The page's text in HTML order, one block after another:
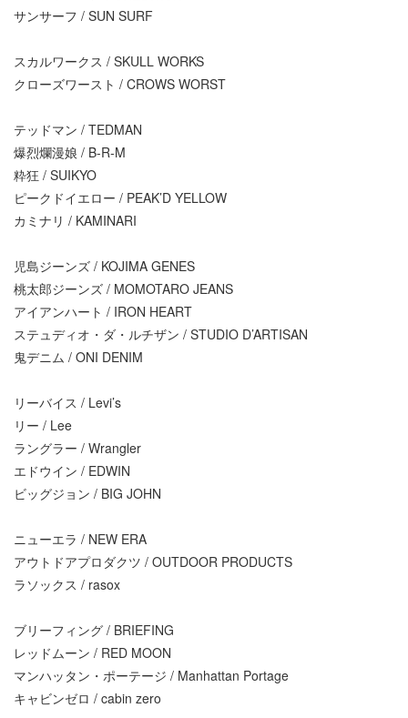
サンサーフ / SUN SURF
スカルワークス / SKULL WORKS
クローズワースト / CROWS WORST
テッドマン / TEDMAN
爆烈爛漫娘 / B-R-M
粋狂 / SUIKYO
ピークドイエロー / PEAK’D YELLOW
カミナリ / KAMINARI
児島ジーンズ / KOJIMA GENES
桃太郎ジーンズ / MOMOTARO JEANS
アイアンハート / IRON HEART
ステュディオ・ダ・ルチザン / STUDIO D’ARTISAN
鬼デニム / ONI DENIM
リーバイス / Levi’s
リー / Lee
ラングラー / Wrangler
エドウイン / EDWIN
ビッグジョン / BIG JOHN
ニューエラ / NEW ERA
アウトドアプロダクツ / OUTDOOR PRODUCTS
ラソックス / rasox
ブリーフィング / BRIEFING
レッドムーン / RED MOON
マンハッタン・ポーテージ / Manhattan Portage
キャビンゼロ / cabin zero